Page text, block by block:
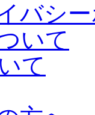
バシ
いて
て